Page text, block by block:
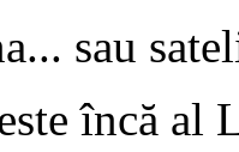
sau
încă al